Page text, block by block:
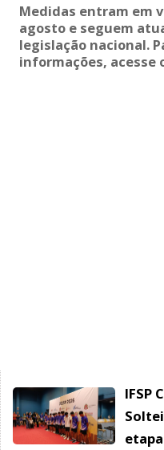
Medidas entram em
agosto e seguem
legislação nacional.
informações, acesse
IFSP